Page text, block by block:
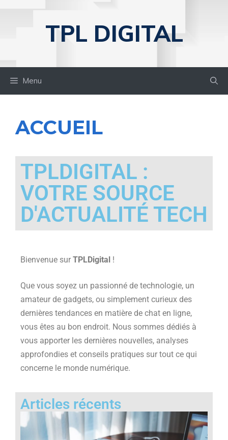
TPL DIGITAL
Menu
ACCUEIL
TPLDIGITAL :
VOTRE SOURCE
D'ACTUALITÉ TECH
Bienvenue sur TPLDigital !
Que vous soyez un passionné de technologie, un
amateur de gadgets, ou simplement curieux des
dernières tendances en matière de chat en ligne,
vous êtes au bon endroit. Nous sommes dédiés à
vous apporter les dernières nouvelles, analyses
approfondies et conseils pratiques sur tout ce qui
concerne le monde numérique.
Articles récents